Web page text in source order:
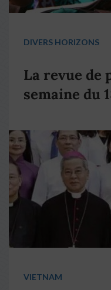
DIVERS HORIZONS
La revue de
semaine du
VIETNAM